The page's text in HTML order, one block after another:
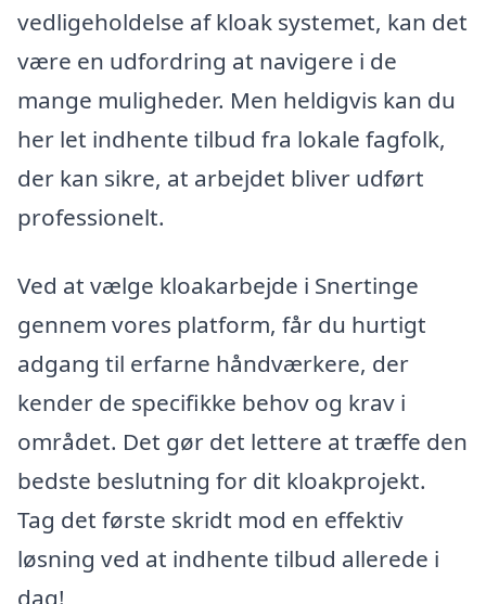
vedligeholdelse af kloak systemet, kan det
være en udfordring at navigere i de
mange muligheder. Men heldigvis kan du
her let indhente tilbud fra lokale fagfolk,
der kan sikre, at arbejdet bliver udført
professionelt.
Ved at vælge kloakarbejde i Snertinge
gennem vores platform, får du hurtigt
adgang til erfarne håndværkere, der
kender de specifikke behov og krav i
området. Det gør det lettere at træffe den
bedste beslutning for dit kloakprojekt.
Tag det første skridt mod en effektiv
løsning ved at indhente tilbud allerede i